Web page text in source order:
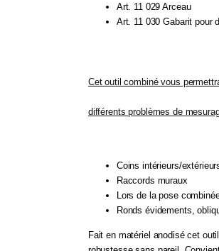
Art. 11 029 Arceau
Art. 11 030 Gabarit pour
Cet outil combiné vous
différents problèmes de
Coins intérieurs/
Raccords muraux
Lors de la pose
Ronds évidements,
Fait en matériel anodisé cet